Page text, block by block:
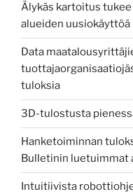
Älykäs kartoitus
alueiden uusiokäyttöä
Data
tuloksia
3D-tulostusta
Hanketoiminnan
Bulletinin luetuimmat
Intuitiivista